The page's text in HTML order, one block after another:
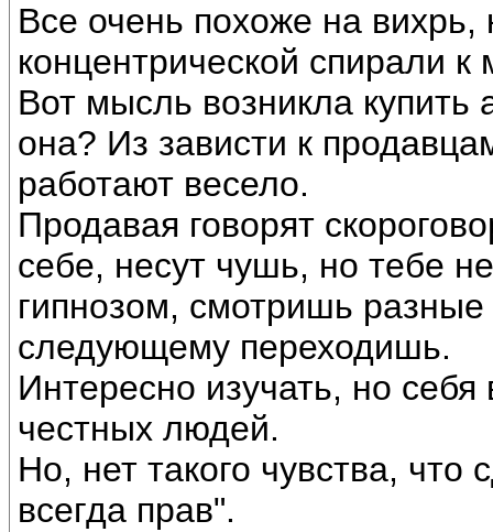
Все очень похоже на вихрь,
концентрической спирали
Вот мысль возникла купить
она? Из зависти к
работают весело.
Продавая говорят
себе, несут чушь, но тебе
гипнозом, смотришь
следующему переходишь.
Интересно изучать, но
честных людей.
Но, нет такого чувства,
всегда прав".